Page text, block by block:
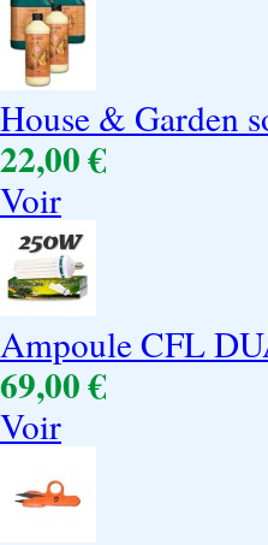
House & Garden
22,00 €
Voir
Ampoule CFL
69,00 €
Voir